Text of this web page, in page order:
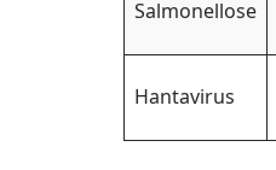
Salmonellose
Hantavirus